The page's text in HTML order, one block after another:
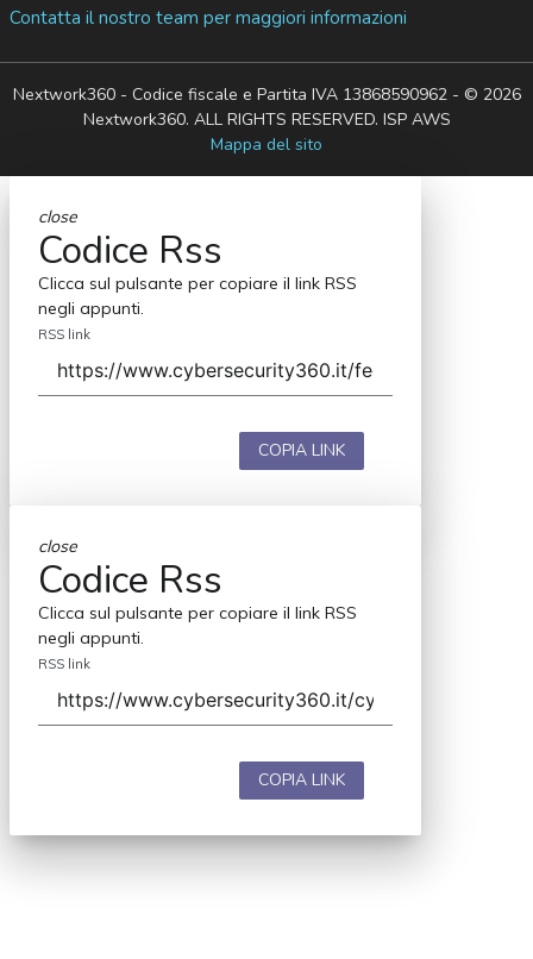
Contatta il nostro team per maggiori informazioni
Nextwork360 - Codice fiscale e Partita IVA 13868590962 - © 2026
Nextwork360. ALL RIGHTS RESERVED. ISP AWS
Mappa del sito
close
Codice Rss
Clicca sul pulsante per copiare il link RSS
negli appunti.
RSS link
COPIA LINK
close
Codice Rss
Clicca sul pulsante per copiare il link RSS
negli appunti.
RSS link
COPIA LINK